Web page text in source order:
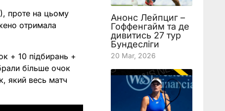
проте на цьому
отримала
+ 10 підбирань +
більше очок
який весь матч
Анонс Лейпциг –
Гоффенгайм та де
дивитись 27 тур
Бундесліги
20 Mar, 2026